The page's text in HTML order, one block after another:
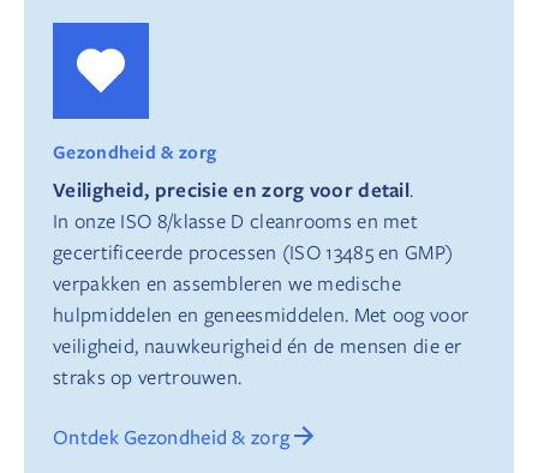
Gezondheid & zorg
Veiligheid, precisie en zorg voor detail.
In onze ISO 8/klasse D cleanrooms en met
gecertificeerde processen (ISO 13485 en GMP)
verpakken en assembleren we medische
hulpmiddelen en geneesmiddelen. Met oog voor
veiligheid, nauwkeurigheid én de mensen die er
straks op vertrouwen.
Ontdek Gezondheid & zorg